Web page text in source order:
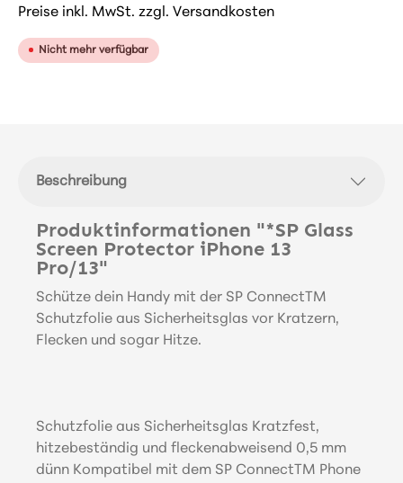
Preise inkl. MwSt. zzgl. Versandkosten
Nicht mehr verfügbar
Beschreibung
Produktinformationen "*SP Glass
Screen Protector iPhone 13
Pro/13"
Schütze dein Handy mit der SP ConnectTM
Schutzfolie aus Sicherheitsglas vor Kratzern,
Flecken und sogar Hitze.
Schutzfolie aus Sicherheitsglas Kratzfest,
hitzebeständig und fleckenabweisend 0,5 mm
dünn Kompatibel mit dem SP ConnectTM Phone